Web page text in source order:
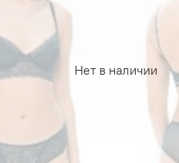
Нет в наличии